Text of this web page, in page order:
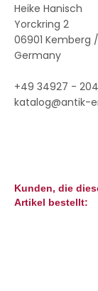
Heike Hanisch
Yorckring 2
06901 Kemberg
Germany
+49 34927 -
katalog@antik-
Kunden, die
Artikel bestellt: